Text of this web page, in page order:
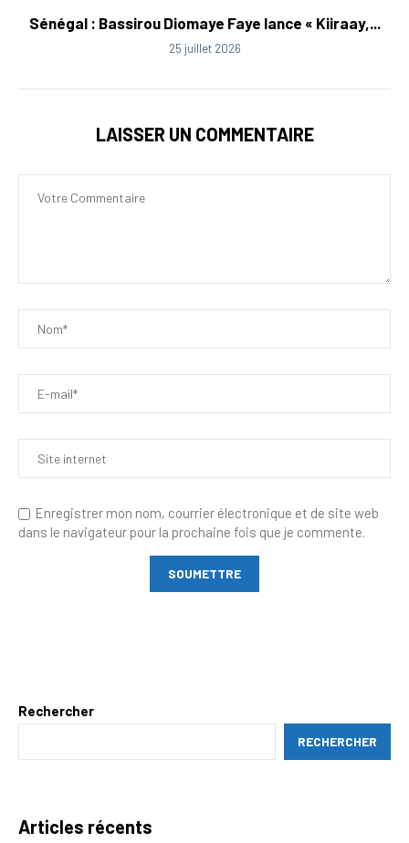
Sénégal : Bassirou Diomaye Faye lance « Kiiraay,...
25 juillet 2026
LAISSER UN COMMENTAIRE
Enregistrer mon nom, courrier électronique et de site web
dans le navigateur pour la prochaine fois que je commente.
Rechercher
RECHERCHER
Articles récents